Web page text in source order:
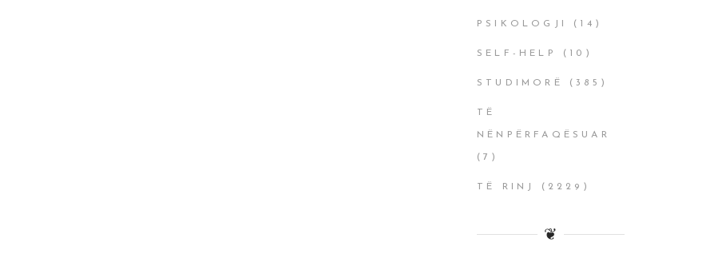
PSIKOLOGJI (14)
SELF-HELP (10)
STUDIMORË (385)
TË
NËNPËRFAQËSUAR
(7)
TË RINJ (2229)
❦